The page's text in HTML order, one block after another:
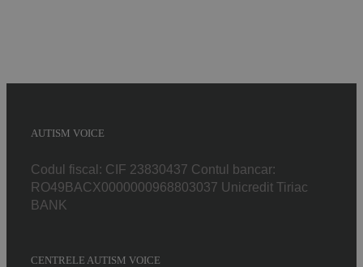
AUTISM VOICE
Codul fiscal: CIF 23830437 Contul bancar:
RO49BACX0000000968803037 Unicredit Tiriac
BANK
CENTRELE AUTISM VOICE